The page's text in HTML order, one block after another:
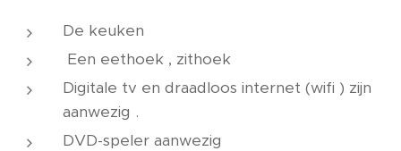
De keuken
Een eethoek , zithoek
Digitale tv en draadloos internet (wifi ) zijn
aanwezig .
DVD-speler aanwezig